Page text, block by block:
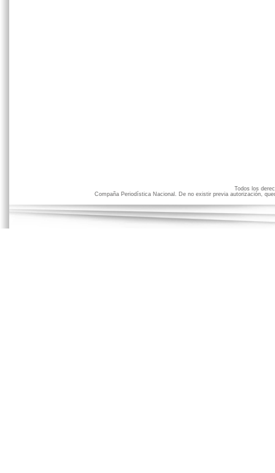
Todos los
Compaña Periodística Nacional. De no existir previa autorización,